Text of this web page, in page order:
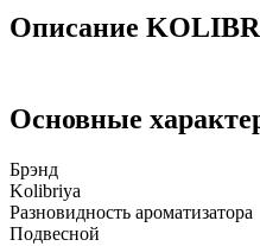
Описание
Основные
Брэнд
Kolibriya
Разновидность ароматизатора
Подвесной